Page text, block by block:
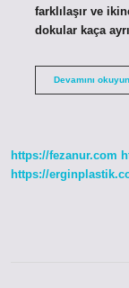
farklılaşır ve
dokular kaça
Devamını okuyun
https://fezanur.com
https://